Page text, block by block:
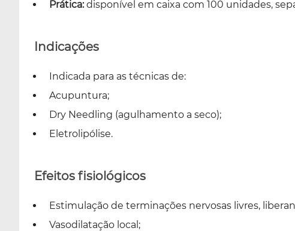
Prática:disponível em caixa com 100 unidades,
Indicações
Indicada para as técnicas de:
Acupuntura;
Dry Needling (agulhamento a seco);
Eletrolipólise.
Efeitos fisiológicos
Estimulação de terminações nervosas livres,
Vasodilatação local;